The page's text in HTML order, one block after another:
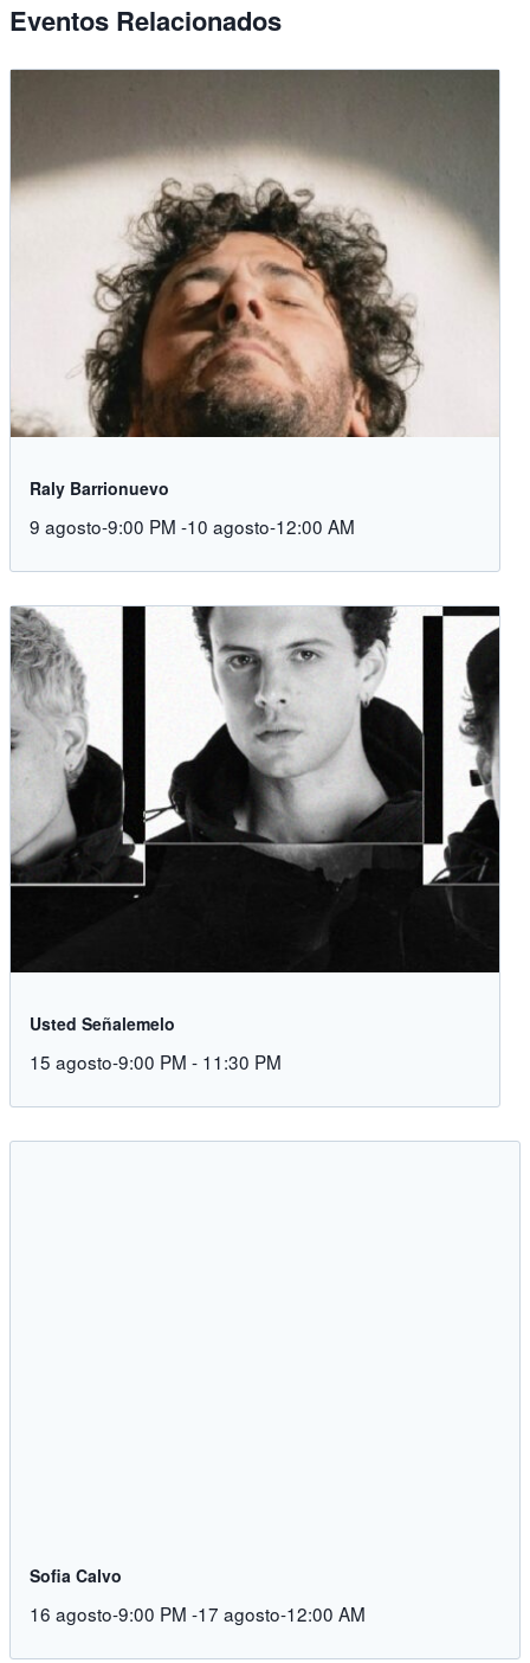
Eventos Relacionados
Raly Barrionuevo
9 agosto-9:00 PM -10 agosto-12:00 AM
Usted Señalemelo
15 agosto-9:00 PM - 11:30 PM
Sofia Calvo
16 agosto-9:00 PM -17 agosto-12:00 AM